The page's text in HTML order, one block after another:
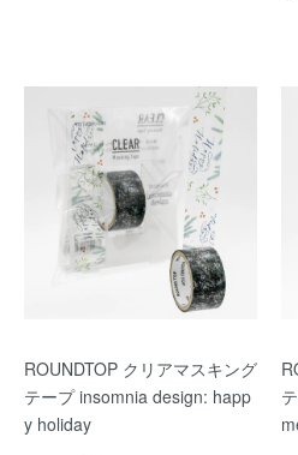
ROUNDTOP クリアマスキング
テープ insomnia design: happ
y holiday